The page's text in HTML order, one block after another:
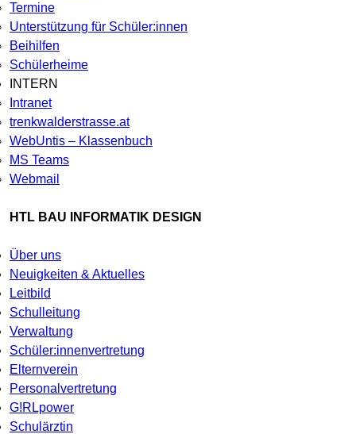
Termine
Unterstützung für Schüler:innen
Beihilfen
Schülerheime
INTERN
Intranet
trenkwalderstrasse.at
WebUntis – Klassenbuch
MS Teams
Webmail
HTL BAU INFORMATIK DESIGN
Über uns
Neuigkeiten & Aktuelles
Leitbild
Schulleitung
Verwaltung
Schüler:innenvertretung
Elternverein
Personalvertretung
G!RLpower
Schulärztin